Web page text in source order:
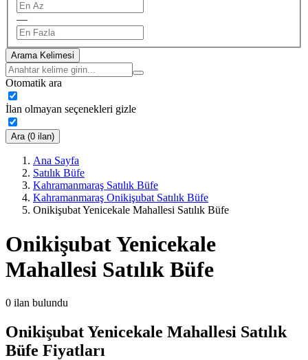
—
Arama Kelimesi
Otomatik ara
İlan olmayan seçenekleri gizle
Ara (0 ilan)
Ana Sayfa
Satılık Büfe
Kahramanmaraş Satılık Büfe
Kahramanmaraş Onikişubat Satılık Büfe
Onikişubat Yenicekale Mahallesi Satılık Büfe
Onikişubat Yenicekale
Mahallesi Satılık Büfe
0 ilan bulundu
Onikişubat Yenicekale Mahallesi Satılık
Büfe Fiyatları